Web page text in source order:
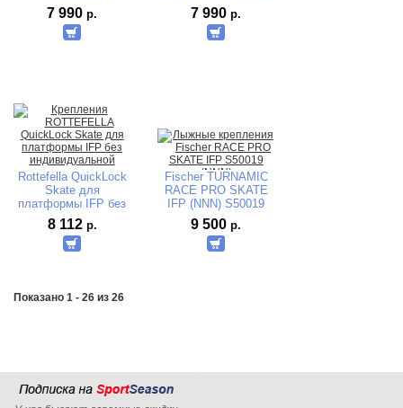
7 990 р. 7 990 р.
Rottefella QuickLock
Skate для
платформы IFP без
индивидуальной
упаковки
8 112 р.
Fischer TURNAMIC
RACE PRO SKATE
IFP (NNN) S50019
9 500 р.
Показано 1 - 26 из 26